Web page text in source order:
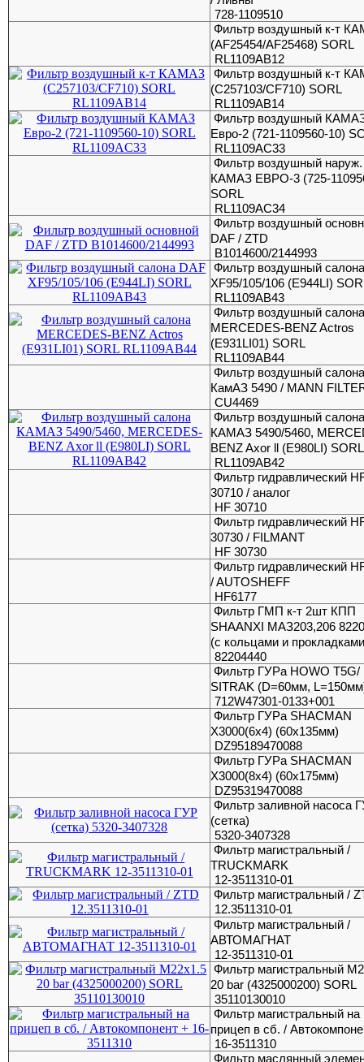
728-1109510
Фильтр воздушный к-т
(AF25454/AF25468) SORL
RL1109AB12
Фильтр воздушный к-т
(C257103/CF710) SORL
RL1109AB14
Фильтр воздушный
Евро-2 (721-1109560-10)
RL1109AC33
Фильтр воздушный наруж.
КАМАЗ ЕВРО-3 (725-
SORL
RL1109AC34
Фильтр воздушный
DAF / ZTD
В1014600/2144993
Фильтр воздушный
XF95/105/106 (E944LI)
RL1109AB43
Фильтр воздушный
MERCEDES-BENZ Actros
(E931LI01) SORL
RL1109AB44
Фильтр воздушный
КамАЗ 5490 / MANN
CU4469
Фильтр воздушный
КАМАЗ 5490/5460,
BENZ Axor ll (E980LI) SORL
RL1109AB42
Фильтр гидравлический
30710 / аналог
HF 30710
Фильтр гидравлический
30730 / FILMANT
HF 30730
Фильтр гидравлический
/ AUTOSHEFF
HF6177
Фильтр ГМП к-т 2шт КПП
SHAANXI МАЗ203,206
(с кольцами и
82204440
Фильтр ГУРа HOWO T5G/
SITRAK (D=60мм,
712W47301-0133+001
Фильтр ГУРа SHACMAN
X3000(6х4) (60х135мм)
DZ95189470088
Фильтр ГУРа SHACMAN
X3000(8х4) (60х175мм)
DZ95319470088
Фильтр заливной насоса
(сетка)
5320-3407328
Фильтр магистральный /
TRUCKMARK
12-3511310-01
Фильтр магистральный /
12.3511310-01
Фильтр магистральный /
АВТОМАГНАТ
12-3511310-01
Фильтр магистральный
20 bar (4325000200) SORL
35110130010
Фильтр магистральный на
прицеп в сб. /
16-3511310
Фильтр маслянный